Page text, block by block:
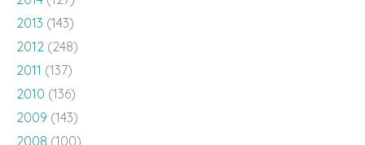
2013 (143)
2012 (248)
2011 (137)
2010 (136)
2009 (143)
2008 (100)